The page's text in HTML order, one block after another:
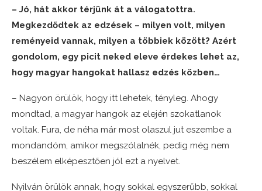
– Jó, hát akkor térjünk át a válogatottra.
Megkezdődtek az edzések – milyen volt, milyen
reményeid vannak, milyen a többiek között? Azért
gondolom, egy picit neked eleve érdekes lehet az,
hogy magyar hangokat hallasz edzés közben…
– Nagyon örülök, hogy itt lehetek, tényleg. Ahogy
mondtad, a magyar hangok az elején szokatlanok
voltak. Fura, de néha már most olaszul jut eszembe a
mondandóm, amikor megszólalnék, pedig még nem
beszélem elképesztően jól ezt a nyelvet.
Nyilván örülök annak, hogy sokkal egyszerűbb, sokkal